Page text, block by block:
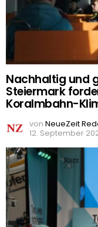
Nachhaltig und
Steiermark
Koralmbahn-
von NeueZeit
12. September